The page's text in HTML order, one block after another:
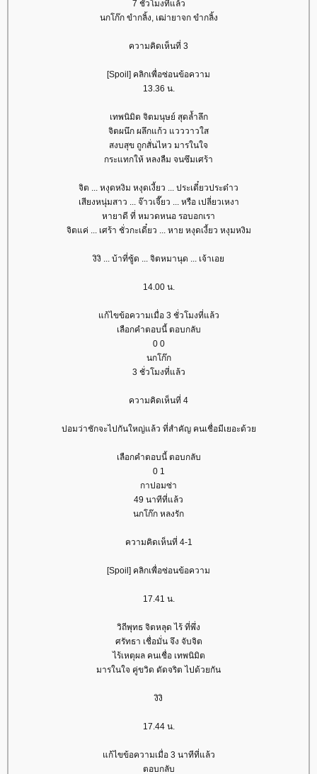
7 ชั่วโมงที่แล้ว
นกโก๊ก ขำกลิ้ง, เฒ่ายาจก ขำกลิ้ง
ความคิดเห็นที่ 3
[Spoil] คลิกเพื่อซ่อนข้อความ
13.36 น.
เทพนิมิต จิตมนุษย์ สุดล้ำลึก
จิตผนึก ผลึกแก้ว แวววาวใส
สงบสุข ถูกสั่นไหว มารในใจ
กระแทกให้ หลงลืม จนซึมเศร้า
จิต ... หงุดหงิม หงุดเงี้ยว ... ประเดี๋ยวประด๋าว
เสียงหนุ่มสาว ... จ๊าวเจี๊ยว ... หรือ เปลี่ยวเหงา
หายาดี ที่ หมวดหนอ รอบอกเรา
จิตแค่ ... เศร้า ชั่วกะเดี๋ยว ... หาย หงุดเงี้ยว หงุมหงิม
งิงิ ... บ้าที่ซู้ด ... จิตหมานุด ... เจ้าเอ
14.00 น.
ก้ไขข้อความเมื่อ 3 ชั่วโมงที่แล้ว
เลือกคำตอบนี้ ตอบกลับ
0 0
นกโก๊ก
3 ชั่วโมงที่แล้ว
ความคิดเห็นที่ 4
ปอมว่าชักจะไปกันใหญ่แล้ว ที่สำคัญ คนเชื่อมีเยอะด้ว
เลือกคำตอบนี้ ตอบกลับ
0 1
กาปอมซ่า
49 นาทีที่แล้ว
นกโก๊ก หลงรัก
ความคิดเห็นที่ 4-1
[Spoil] คลิกเพื่อซ่อนข้อความ
17.41 น.
วิถีพุทธ จิตหลุด ไร้ ที่พึ่ง
ศรัทธา เชื่อมั่น จึง จับจิต
ไร้เหตุผล คนเชื่อ เทพนิมิต
มารในใจ คู่ขวิด ดัดจริต ไปด้วยกัน
งิงิ
17.44 น.
ก้ไขข้อความเมื่อ 3 นาทีที่แล้ว
ตอบกลับ